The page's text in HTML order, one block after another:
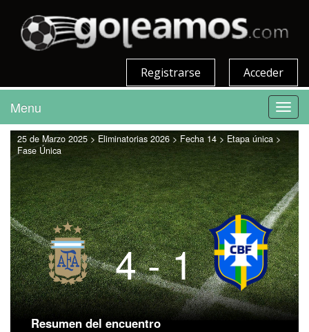
Acceder
Registrarse
Menu
25 de Marzo 2025 > Eliminatorias 2026 > Fecha 14 > Etapa única >
Fase Única
4 - 1
Resumen del encuentro